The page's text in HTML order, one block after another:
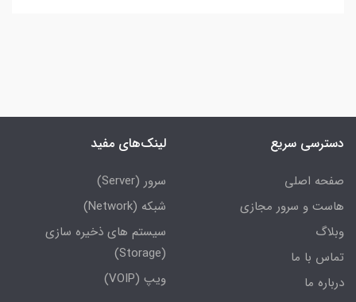
دسترسی سریع
صفحه اصلی
هاست و سرور مجازی
وبلاگ
تماس با ما
درباره ما
لینک‌های مفید
سرور (Server)
شبکه (Network)
سیستم های ذخیره سازی
(Storage)
ویپ (VOIP)